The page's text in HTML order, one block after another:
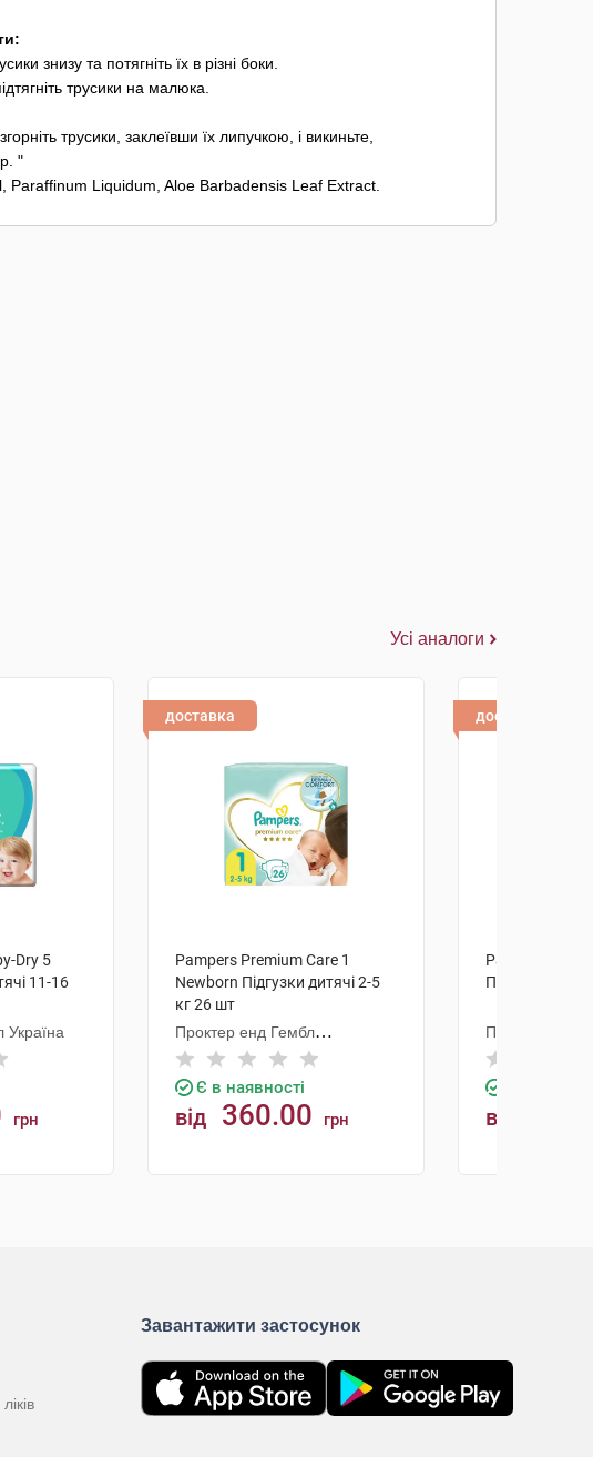
знизу та потягніть їх в різні боки.
трусики на малюка.
трусики, заклеївши їх липучкою, і викиньте,
"
Paraffinum Liquidum, Aloe Barbadensis Leaf Extract.
Усі аналоги
Dry 5
11-16
Україна
грн
доставка
Pampers Premium Care 1
Newborn Підгузки дитячі 2-5
кг 26 шт
Проктер енд Гембл
Оперешейнз Польська
Є в наявності
від 360.00 грн
доставка
Pampers
Підгузки
Проктер енд
від
Завантажити застосунок